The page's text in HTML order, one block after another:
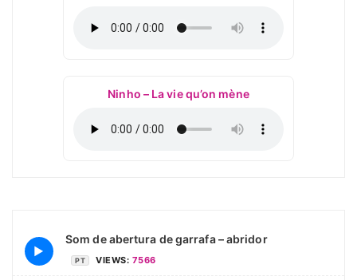
Ninho – La vie qu’on mène
▶
Som de abertura de garrafa – abridor
PT VIEWS: 7566